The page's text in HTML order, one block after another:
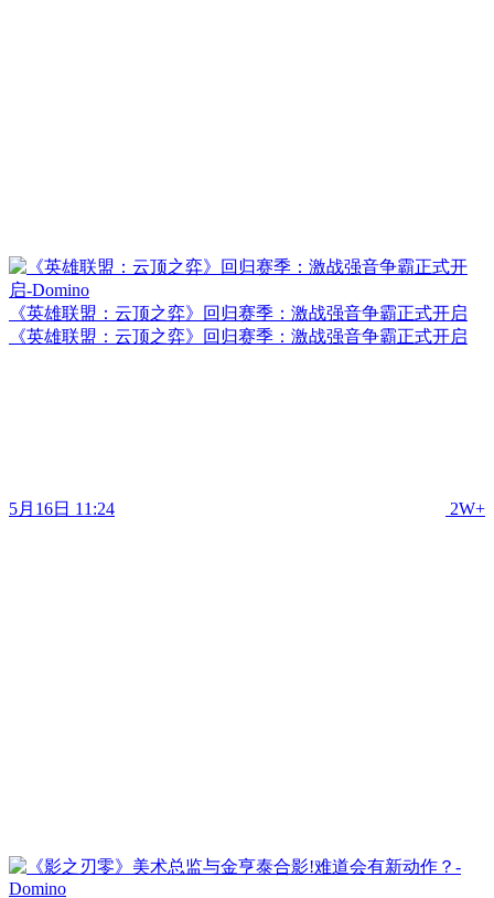
《英雄联盟：云顶之弈》回归赛季：激战强音争霸正式开启
《英雄联盟：云顶之弈》回归赛季：激战强音争霸正式开启
5月16日 11:24 2W+